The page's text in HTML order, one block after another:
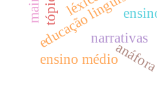
narrativas
ensino médio